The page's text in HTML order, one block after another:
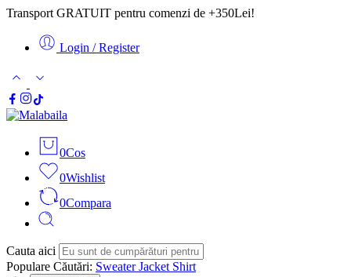
Transport GRATUIT pentru comenzi de +350Lei!
Login / Register
0Cos
0Wishlist
0Compara
Cauta aici
Populare Căutări: SweaterJacket Shirt